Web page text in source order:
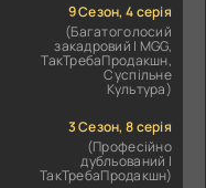
9 Сезон, 4 серія
(Багатоголосий
закадровий | MGG,
ТакТребаПродакшн,
Суспільне
Культура)
3 Сезон, 8 серія
(Професійно
дубльований |
ТакТребаПродакшн)